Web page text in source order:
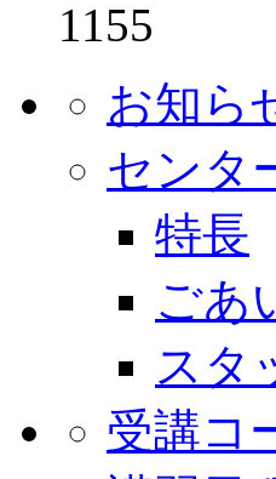
1155
お知ら
センタ
特長
ごあ
スタ
受講コ